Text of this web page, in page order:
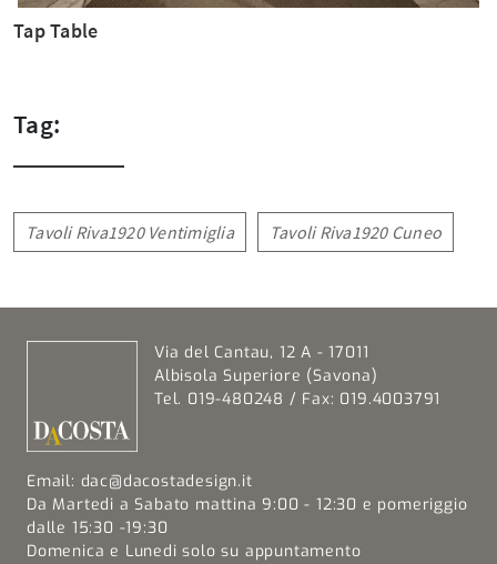
Tap Table
Tag:
Tavoli Riva1920 Ventimiglia Tavoli Riva1920 Cuneo
Via del Cantau, 12 A - 17011
Albisola Superiore (Savona)
Tel. 019-480248 / Fax: 019.4003791
Email: dac@dacostadesign.it
Da Martedi a Sabato mattina 9:00 - 12:30 e pomeriggio
dalle 15:30 -19:30
Domenica e Lunedi solo su appuntamento